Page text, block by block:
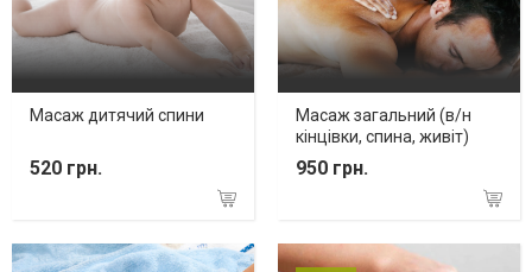
Масаж дитячий спини
520 грн.
Масаж загальний (в/н
кінцівки, спина, живіт)
950 грн.